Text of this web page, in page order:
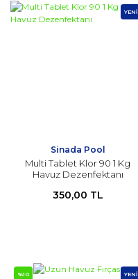
YENİ
Sinada Pool
Multi Tablet Klor 90 1 Kg
Havuz Dezenfektanı
350,00 TL
%10 YENİ